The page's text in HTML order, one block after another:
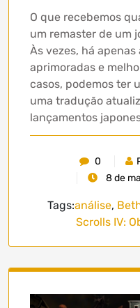
O que recebemos
um remaster de um
Às vezes, há
aprimoradas e
casos, podemos ter
uma tradução
lançamentos
0
8 de
Tags:análise,
Scrolls IV: